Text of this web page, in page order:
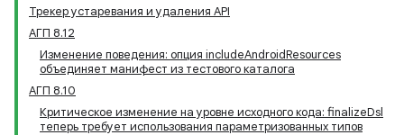
Трекер устаревания и удаления API
АГП 8.12
Изменение поведения: опция includeAndroidResources
объединяет манифест из тестового каталога
АГП 8.10
Критическое изменение на уровне исходного кода: finalizeDsl
теперь требует использования параметризованных типов